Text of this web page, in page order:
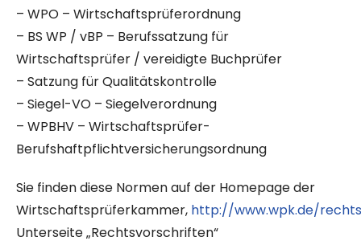
– WPO – Wirtschaftsprüferordnung
– BS WP / vBP – Berufssatzung für
Wirtschaftsprüfer / vereidigte Buchprüfer
– Satzung für Qualitätskontrolle
– Siegel-VO – Siegelverordnung
– WPBHV – Wirtschaftsprüfer-
Berufshaftpflichtversicherungsordnung
Sie finden diese Normen auf der Homepage der
Wirtschaftsprüferkammer, http://www.wpk.de/
Unterseite „Rechtsvorschriften“